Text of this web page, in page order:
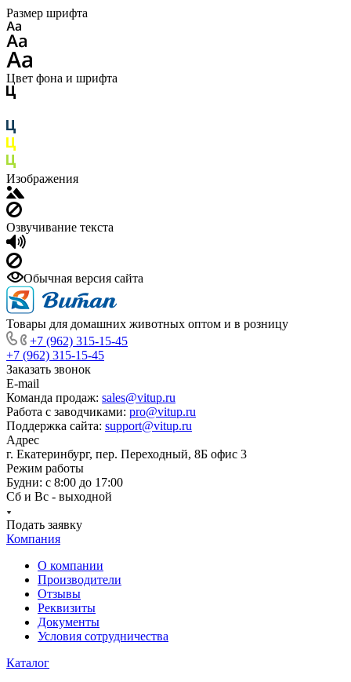
Размер шрифта
Цвет фона и шрифта
Изображения
Озвучивание текста
Обычная версия сайта
Товары для домашних животных оптом и в розницу
+7 (962) 315-15-45
+7 (962) 315-15-45
Заказать звонок
E-mail
Команда продаж: sales@vitup.ru
Работа с заводчиками: pro@vitup.ru
Поддержка сайта: support@vitup.ru
Адрес
г. Екатеринбург, пер. Переходный, 8Б офис 3
Режим работы
Будни: с 8:00 до 17:00
Сб и Вс - выходной
Подать заявку
Компания
О компании
Производители
Отзывы
Реквизиты
Документы
Условия сотрудничества
Каталог